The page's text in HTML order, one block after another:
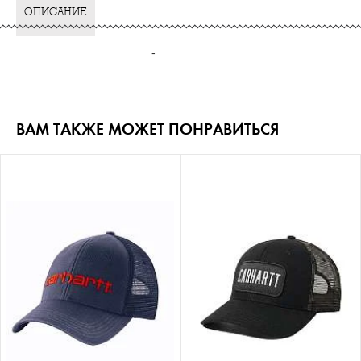
ОПИСАНИЕ
-
ВАМ ТАКЖЕ МОЖЕТ ПОНРАВИТЬСЯ